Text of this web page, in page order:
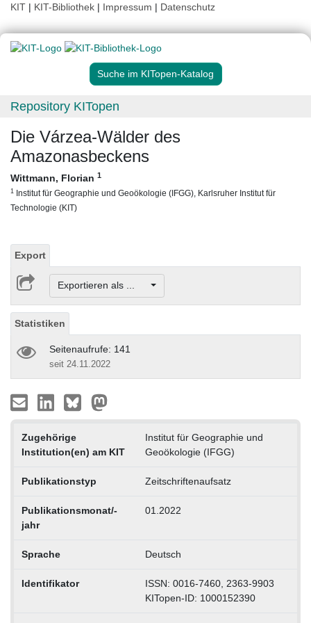
KIT | KIT-Bibliothek | Impressum | Datenschutz
Suche im KITopen-Katalog
Repository KITopen
Die Várzea-Wälder des
Amazonasbeckens
Wittmann, Florian 1
1 Institut für Geographie und Geoökologie (IFGG), Karlsruher Institut für
Technologie (KIT)
Export
Exportieren als ...
Statistiken
Seitenaufrufe: 141
seit 24.11.2022
Zugehörige
Institution(en) am KIT
Institut für Geographie und
Geoökologie (IFGG)
Publikationstyp Zeitschriftenaufsatz
Publikationsmonat/-
jahr
01.2022
Sprache Deutsch
Identifikator
ISSN: 0016-7460, 2363-9903
KITopen-ID: 1000152390